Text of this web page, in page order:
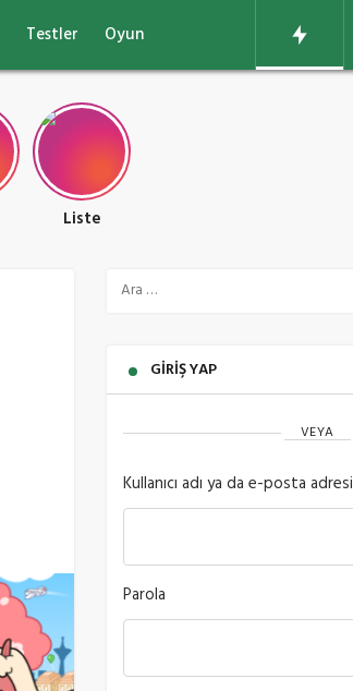
Testler Oyun
Liste
GIRIŞ YAP
VEYA
Kullanıcı adı ya da e-posta adresi
Parola